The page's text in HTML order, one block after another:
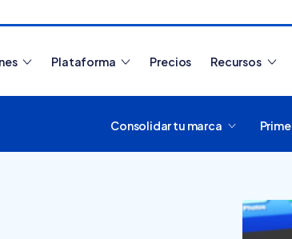
Plataforma Precios Recursos
Consolidar tu marca